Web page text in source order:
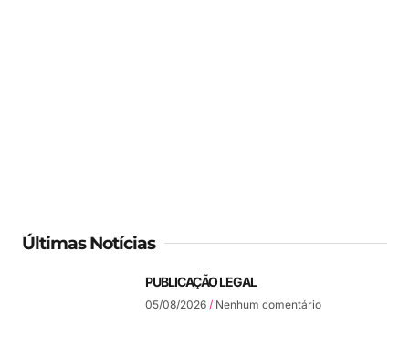
Últimas Notícias
PUBLICAÇÃO LEGAL
05/08/2026 Nenhum comentário